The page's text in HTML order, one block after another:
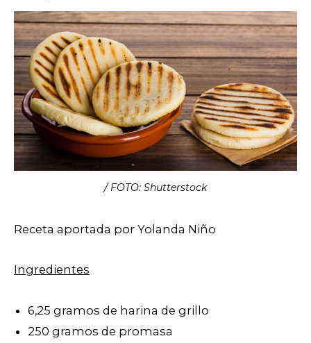
/ FOTO: Shutterstock
Receta aportada por Yolanda Niño
Ingredientes
6,25 gramos de harina de grillo
250 gramos de promasa